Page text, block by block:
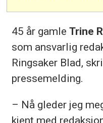
45 år gamle Trine
som ansvarlig
Ringsaker Blad,
pressemelding.
– Nå gleder jeg
kjent med